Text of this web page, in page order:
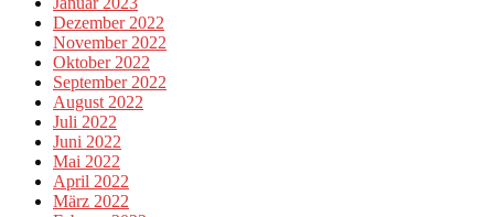
Dezember 2022
November 2022
Oktober 2022
September 2022
August 2022
Juli 2022
Juni 2022
Mai 2022
April 2022
März 2022